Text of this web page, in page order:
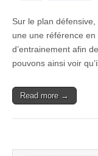
Sur le plan
une une référence
d’entrainement afin
pouvons ainsi voir
Read more →